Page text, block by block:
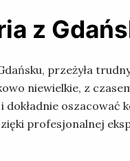
z
przeżyła
niewielkie, z
oszacować
profesjonalnej